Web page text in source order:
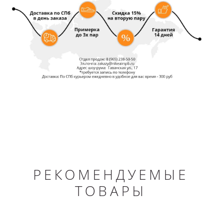
РЕКОМЕНДУЕМЫЕ
ТОВАРЫ